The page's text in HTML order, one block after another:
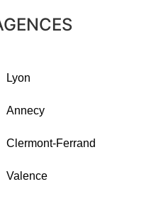
Lyon
Annecy
Clermont-Ferrand
Valence